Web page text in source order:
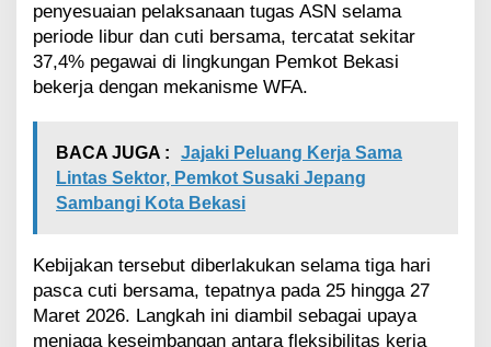
k
D
p
a
i
k
a
e
a
p
O
penyesuaian pelaksanaan tugas ASN selama
periode libur dan cuti bersama, tercatat sekitar
37,4% pegawai di lingkungan Pemkot Bekasi
bekerja dengan mekanisme WFA.
BACA JUGA :
Jajaki Peluang Kerja Sama
Lintas Sektor, Pemkot Susaki Jepang
Sambangi Kota Bekasi
Kebijakan tersebut diberlakukan selama tiga hari
pasca cuti bersama, tepatnya pada 25 hingga 27
Maret 2026. Langkah ini diambil sebagai upaya
menjaga keseimbangan antara fleksibilitas kerja